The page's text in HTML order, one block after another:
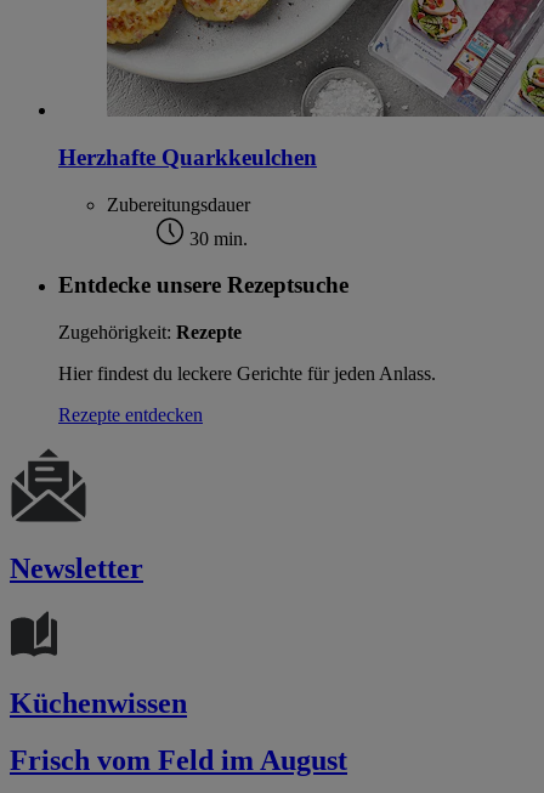
Herzhafte Quarkkeulchen
Zubereitungsdauer
30 min.
Entdecke unsere Rezeptsuche
Zugehörigkeit: Rezepte
Hier findest du leckere Gerichte für jeden Anlass.
Rezepte entdecken
Newsletter
Küchenwissen
Frisch vom Feld im August